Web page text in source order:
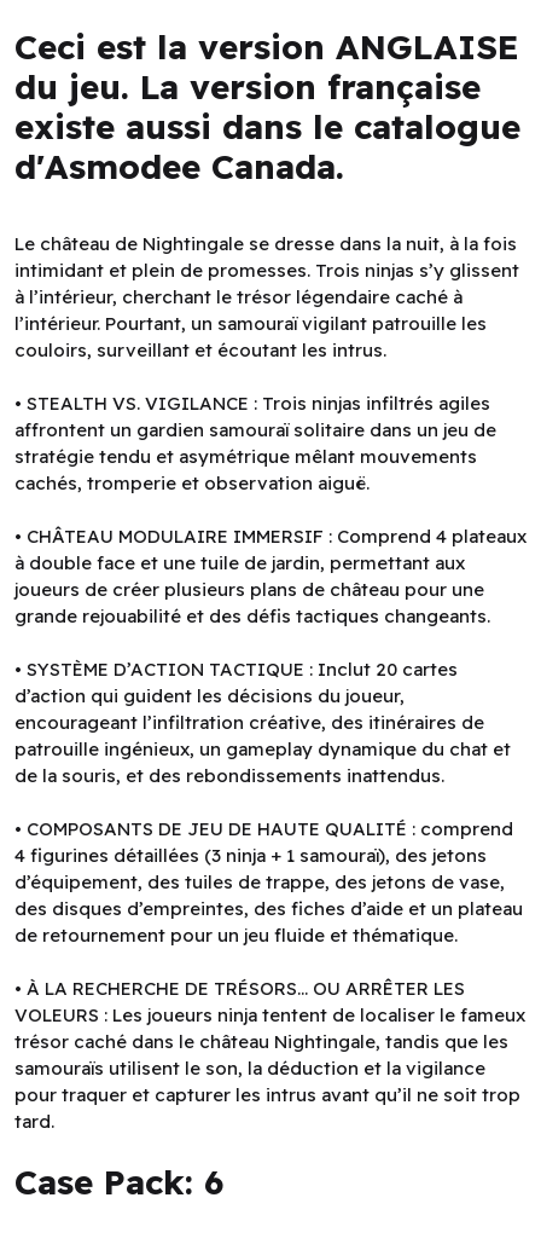
Ceci est la version ANGLAISE
du jeu. La version française
existe aussi dans le catalogue
d'Asmodee Canada.
Le château de Nightingale se dresse dans la nuit, à la fois
intimidant et plein de promesses. Trois ninjas s’y glissent
à l’intérieur, cherchant le trésor légendaire caché à
l’intérieur. Pourtant, un samouraï vigilant patrouille les
couloirs, surveillant et écoutant les intrus.
• STEALTH VS. VIGILANCE : Trois ninjas infiltrés agiles
affrontent un gardien samouraï solitaire dans un jeu de
stratégie tendu et asymétrique mêlant mouvements
cachés, tromperie et observation aiguë.
• CHÂTEAU MODULAIRE IMMERSIF : Comprend 4 plateaux
à double face et une tuile de jardin, permettant aux
joueurs de créer plusieurs plans de château pour une
grande rejouabilité et des défis tactiques changeants.
• SYSTÈME D’ACTION TACTIQUE : Inclut 20 cartes
d’action qui guident les décisions du joueur,
encourageant l’infiltration créative, des itinéraires de
patrouille ingénieux, un gameplay dynamique du chat et
de la souris, et des rebondissements inattendus.
• COMPOSANTS DE JEU DE HAUTE QUALITÉ : comprend
4 figurines détaillées (3 ninja + 1 samouraï), des jetons
d’équipement, des tuiles de trappe, des jetons de vase,
des disques d’empreintes, des fiches d’aide et un plateau
de retournement pour un jeu fluide et thématique.
• À LA RECHERCHE DE TRÉSORS... OU ARRÊTER LES
VOLEURS : Les joueurs ninja tentent de localiser le fameux
trésor caché dans le château Nightingale, tandis que les
samouraïs utilisent le son, la déduction et la vigilance
pour traquer et capturer les intrus avant qu’il ne soit trop
tard.
Case Pack: 6